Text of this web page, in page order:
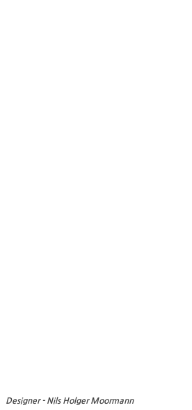
Designer - Nils Holger Moormann